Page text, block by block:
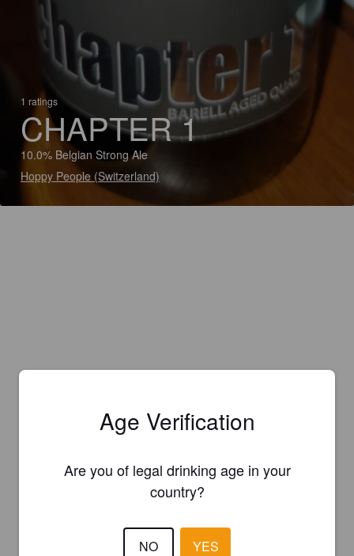
1 ratings
CHAPTER 1
10.0% Belgian Strong Ale
Hoppy People (Switzerland)
Age Verification
Are you of legal drinking age in your
country?
NO YES